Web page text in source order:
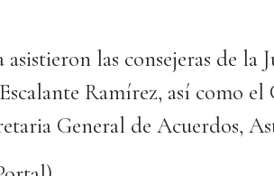
las consejeras de la
Ramírez, así como
General de Acuerdos,